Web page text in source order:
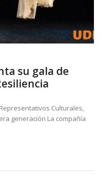
su gala de
Culturales,
generación La compañía